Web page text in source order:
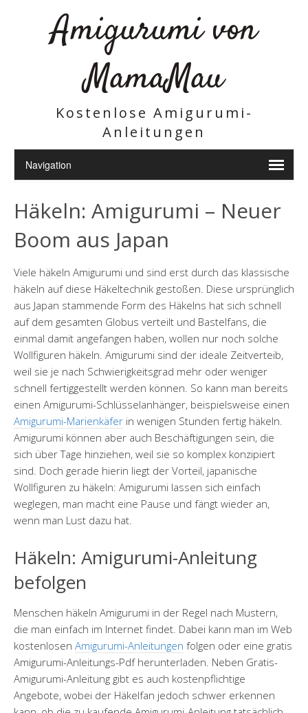
Amigurumi von
MamaMau
Kostenlose Amigurumi-
Anleitungen
Häkeln: Amigurumi – Neuer
Boom aus Japan
Viele häkeln Amigurumi und sind erst durch das klassische
häkeln auf diese Häkeltechnik gestoßen. Diese ursprünglich
aus Japan stammende Form des Häkelns hat sich schnell
auf dem gesamten Globus verteilt und Bastelfans, die
einmal damit angefangen haben, wollen nur noch solche
Wollfiguren häkeln. Amigurumi sind der ideale Zeitverteib,
weil sie je nach Schwierigkeitsgrad mehr oder weniger
schnell fertiggestellt werden können. So kann man bereits
einen Amigurumi-Schlüsselanhänger, beispielsweise einen
Amigurumi-Marienkäfer in wenigen Stunden fertig häkeln.
Amigurumi können aber auch Beschäftigungen sein, die
sich über Tage hinziehen, weil sie so komplex konzipiert
sind. Doch gerade hierin liegt der Vorteil, japanische
Wollfiguren zu häkeln: Amigurumi lassen sich einfach
weglegen, man macht eine Pause und fängt wieder an,
wenn man Lust dazu hat.
Häkeln: Amigurumi-Anleitung
befolgen
Menschen häkeln Amigurumi in der Regel nach Mustern,
die man einfach im Internet findet. Dabei kann man im Web
kostenlosen Amigurumi-Anleitungen folgen oder eine gratis
Amigurumi-Anleitungs-Pdf herunterladen. Neben Gratis-
Amigurumi-Anleitung gibt es auch kostenpflichtige
Angebote, wobei der Häkelfan jedoch schwer erkennen